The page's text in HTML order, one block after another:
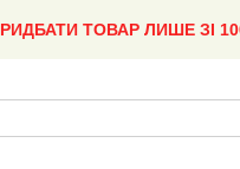
ТОВАР ЛИШЕ ЗІ